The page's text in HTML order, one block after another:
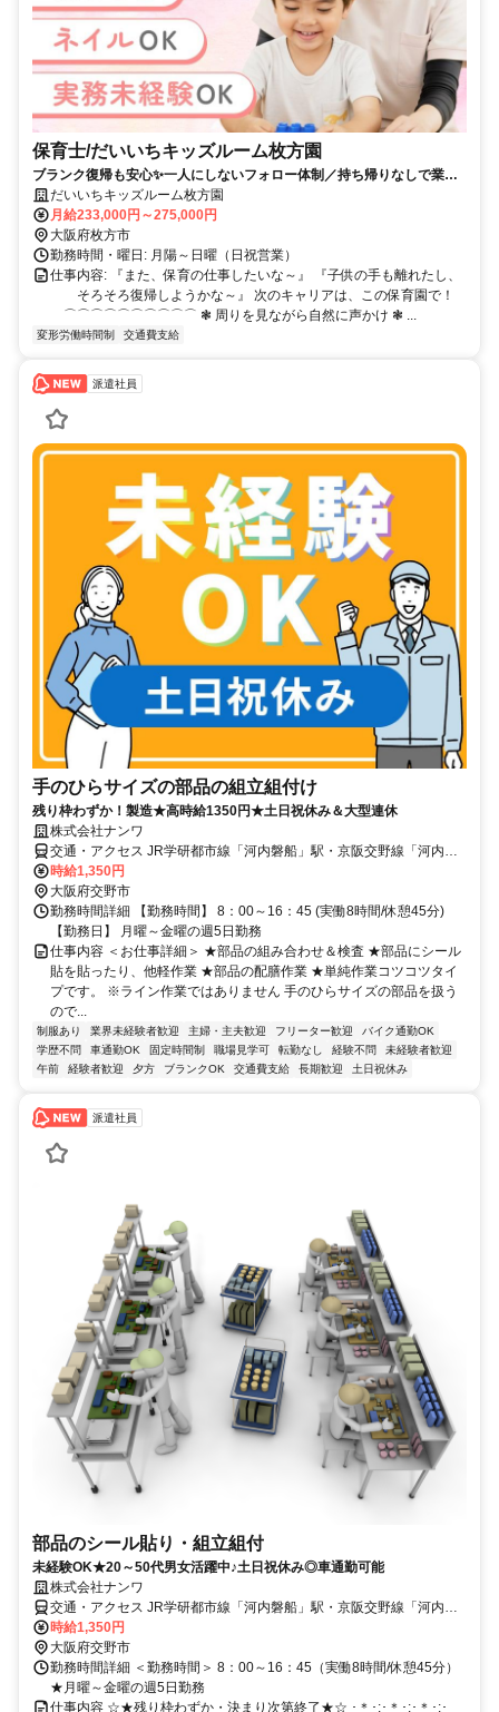
保育士/だいいちキッズルーム枚方園
ブランク復帰も安心✨一人にしないフォロー体制／持ち帰りなしで業務
負担が軽い／ミドル子育て世代活躍中
だいいちキッズルーム枚方園
月給233,000円～275,000円
大阪府枚方市
勤務時間・曜日: 月陽～日曜（日祝営業）
仕事内容: 『また、保育の仕事したいな～』 『子供の手も離れたし、
そろそろ復帰しようかな～』 次のキャリアは、この保育園で！
⌒⌒⌒⌒⌒⌒⌒⌒⌒⌒ ❃ 周りを見ながら自然に声かけ ❃ ...
変形労働時間制 交通費支給
派遣社員
手のひらサイズの部品の組立組付け
残り枠わずか！製造★高時給1350円★土日祝休み＆大型連休
株式会社ナンワ
交通・アクセス JR学研都市線「河内磐船」駅・京阪交野線「河内
森」駅から自転車で7～10分ほど
時給1,350円
大阪府交野市
勤務時間詳細 【勤務時間】 8：00～16：45 (実働8時間/休憩45分)
【勤務日】 月曜～金曜の週5日勤務
仕事内容 ＜お仕事詳細＞ ★部品の組み合わせ＆検査 ★部品にシール
貼を貼ったり、他軽作業 ★部品の配膳作業 ★単純作業コツコツタイ
プです。 ※ライン作業ではありません 手のひらサイズの部品を扱う
ので...
制服あり 業界未経験者歓迎 主婦・主夫歓迎 フリーター歓迎
バイク通勤OK
学歴不問
車通勤OK 固定時間制 職場見学可 転勤なし 経験不問
未経験者歓迎
午前
経験者歓迎 夕方 ブランクOK 交通費支給 長期歓迎 土日祝休み
派遣社員
部品のシール貼り・組立組付
未経験OK★20～50代男女活躍中♪土日祝休み◎車通勤可能
株式会社ナンワ
交通・アクセス JR学研都市線「河内磐船」駅・京阪交野線「河内
森」駅から自転車で7～10分ほど
時給1,350円
大阪府交野市
勤務時間詳細 ＜勤務時間＞ 8：00～16：45（実働8時間/休憩45分）
★月曜～金曜の週5日勤務
仕事内容 ☆★残り枠わずか・決まり次第終了★☆ ･＊･:･＊･:･＊･:･